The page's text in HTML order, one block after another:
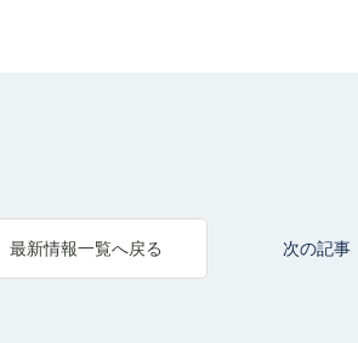
最新情報一覧へ戻る 次の記事